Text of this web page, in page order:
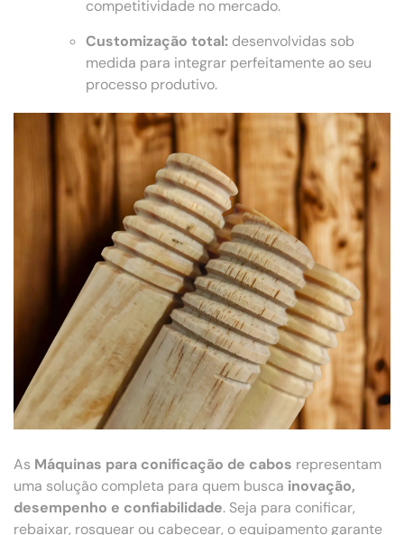
competitividade no mercado.
Customização total: desenvolvidas sob
medida para integrar perfeitamente ao seu
processo produtivo.
As Máquinas para conificação de cabos representam
uma solução completa para quem busca inovação,
desempenho e confiabilidade. Seja para conificar,
rebaixar, rosquear ou cabecear, o equipamento garante